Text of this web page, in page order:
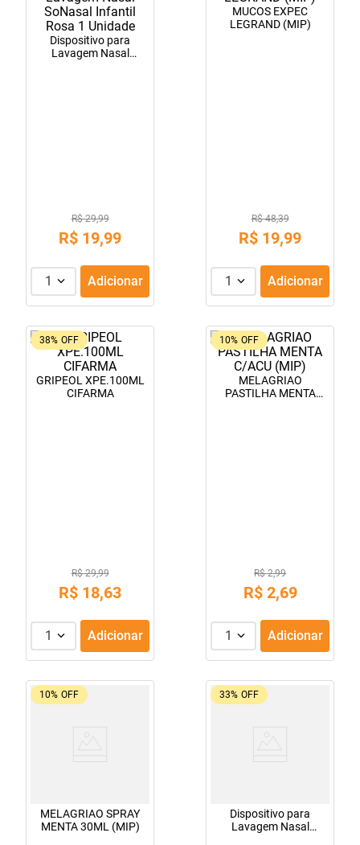
Dispositivo para
Lavagem Nasal
R$ 29,99
R$ 19,99
1 Adicionar
MUCOS EXPEC
LEGRAND (MIP)
R$ 48,39
R$ 19,99
1 Adicionar
38% OFF
GRIPEOL XPE.100ML
CIFARMA
R$ 29,99
R$ 18,63
1 Adicionar
10% OFF
MELAGRIAO
PASTILHA MENTA
R$ 2,99
R$ 2,69
1 Adicionar
10% OFF
MELAGRIAO SPRAY
MENTA 30ML (MIP)
33% OFF
Dispositivo para
Lavagem Nasal
tadalafila